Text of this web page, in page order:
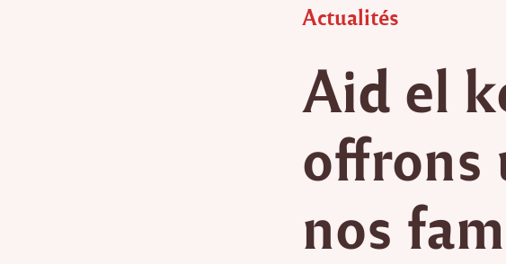
Posted
Actualités
Aid el
offrons
nos